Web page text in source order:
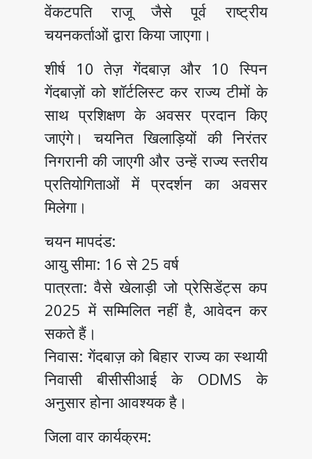
वेंकटपति राजू जैसे पूर्व राष्ट्रीय
चयनकर्ताओं द्वारा किया जाएगा।
शीर्ष 10 तेज़ गेंदबाज़ और 10 स्पिन
गेंदबाज़ों को शॉर्टलिस्ट कर राज्य टीमों के
साथ प्रशिक्षण के अवसर प्रदान किए
जाएंगे। चयनित खिलाड़ियों की निरंतर
निगरानी की जाएगी और उन्हें राज्य स्तरीय
प्रतियोगिताओं में प्रदर्शन का अवसर
मिलेगा।
चयन मापदंड:
आयु सीमा: 16 से 25 वर्ष
पात्रता: वैसे खेलाड़ी जो प्रेसिडेंट्स कप
2025 में सम्मिलित नहीं है, आवेदन कर
सकते हैं।
निवास: गेंदबाज़ को बिहार राज्य का स्थायी
निवासी बीसीसीआई के ODMS के
अनुसार होना आवश्यक है।
जिला वार कार्यक्रम: